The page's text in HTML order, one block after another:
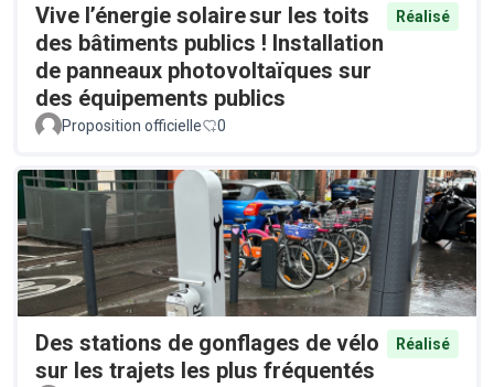
Vive l’énergie solaire sur les toits
des bâtiments publics ! Installation
de panneaux photovoltaïques sur
des équipements publics
Réalisé
Proposition officielle 0
Des stations de gonflages de vélo
sur les trajets les plus fréquentés
Réalisé